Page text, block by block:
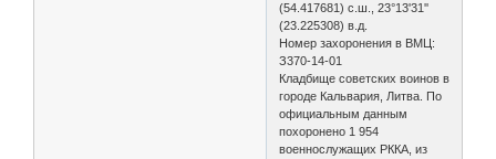
(54.417681) с.ш., 23°13'31''
(23.225308) в.д.
Номер захоронения в ВМЦ:
З370-14-01
Кладбище советских воинов в
городе Кальвария, Литва. По
официальным данным
похоронено 1 954
военнослужащих РККА, из